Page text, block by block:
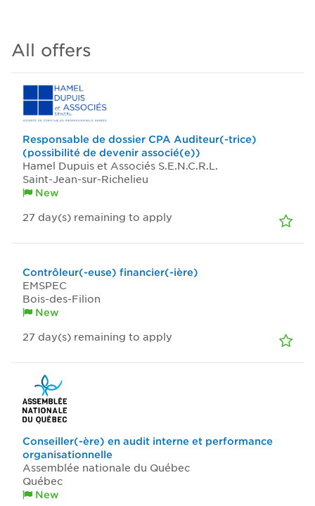
All offers
Responsable de dossier CPA Auditeur(-trice)
(possibilité de devenir associé(e))
Hamel Dupuis et Associés S.E.N.C.R.L.
Saint-Jean-sur-Richelieu
New
27 day(s) remaining to apply
Contrôleur(-euse) financier(-ière)
EMSPEC
Bois-des-Filion
New
27 day(s) remaining to apply
Conseiller(-ère) en audit interne et performance
organisationnelle
Assemblée nationale du Québec
Québec
New